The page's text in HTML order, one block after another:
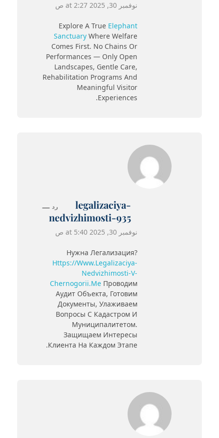
نوفمبر 30, 2025 at 2:27 ص
Explore A True Elephant
Sanctuary Where Welfare
Comes First. No Chains Or
Performances — Only Open
Landscapes, Gentle Care,
Rehabilitation Programs And
Meaningful Visitor
Experiences.
legalizaciya-
nedvizhimosti-935
نوفمبر 30, 2025 at 5:40 ص
Нужна Легализация?
Https://www.legalizaciya-
Nedvizhimosti-V-
Chernogorii.me Проводим
Аудит Объекта, Готовим
Документы, Улаживаем
Вопросы С Кадастром И
Муниципалитетом.
Защищаем Интересы
Клиента На Каждом Этапе.
رد